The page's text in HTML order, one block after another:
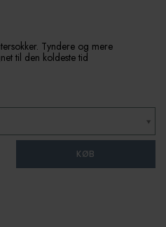
Tyndere og mere
til den koldeste tid
KØB